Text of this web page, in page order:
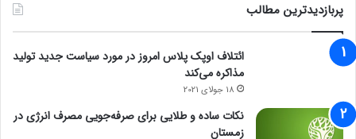
پربازدیدترین مطالب
ائتلاف اوپک پلاس امروز در مورد سیاست جدید تولید
مذاکره می‌کند
18 جولای 2021
نکات ساده و طلایی برای صرفه‌جویی مصرف انرژی در
زمستان